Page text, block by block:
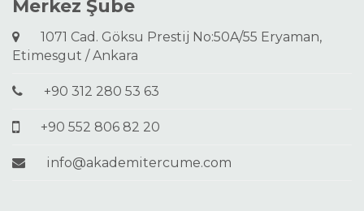
Merkez Şube
1071 Cad. Göksu Prestij No:50A/55 Eryaman,
Etimesgut / Ankara
+90 312 280 53 63
+90 552 806 82 20
info@akademitercume.com